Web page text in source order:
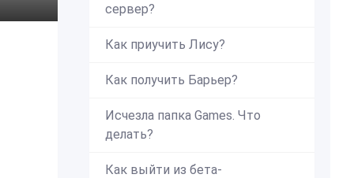
сервер?
Как приучить Лису?
Как получить Барьер?
Исчезла папка Games. Что
делать?
Как выйти из бета-